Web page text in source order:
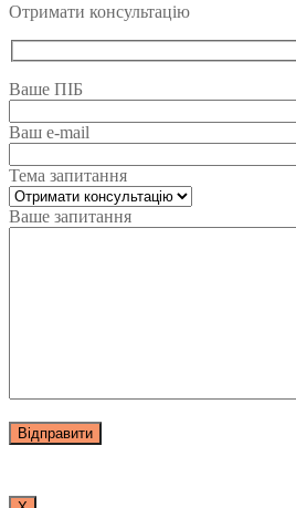
Отримати консультацію
Ваше ПІБ
Ваш e-mail
Тема запитання
Ваше запитання